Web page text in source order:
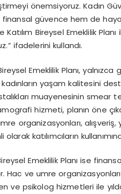
önemsiyoruz. Kadın
finansal güvence hem de
Katılım Bireysel Emeklilik
ifadelerini kullandı.
Emeklilik Planı,
yaşam kalitesini
muayenesinin smear
hizmeti, planın öne
organizasyonları,
katılımcıların
Emeklilik Planı ise
Hac ve umre
ve psikolog hizmetleri ile